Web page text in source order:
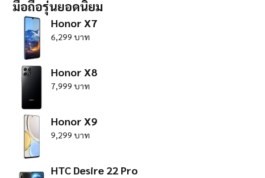
มือถือรุ่นยอดนิยม
Honor X7
6,299 บาท
Honor X8
7,999 บาท
Honor X9
9,299 บาท
HTC Desire 22 Pro